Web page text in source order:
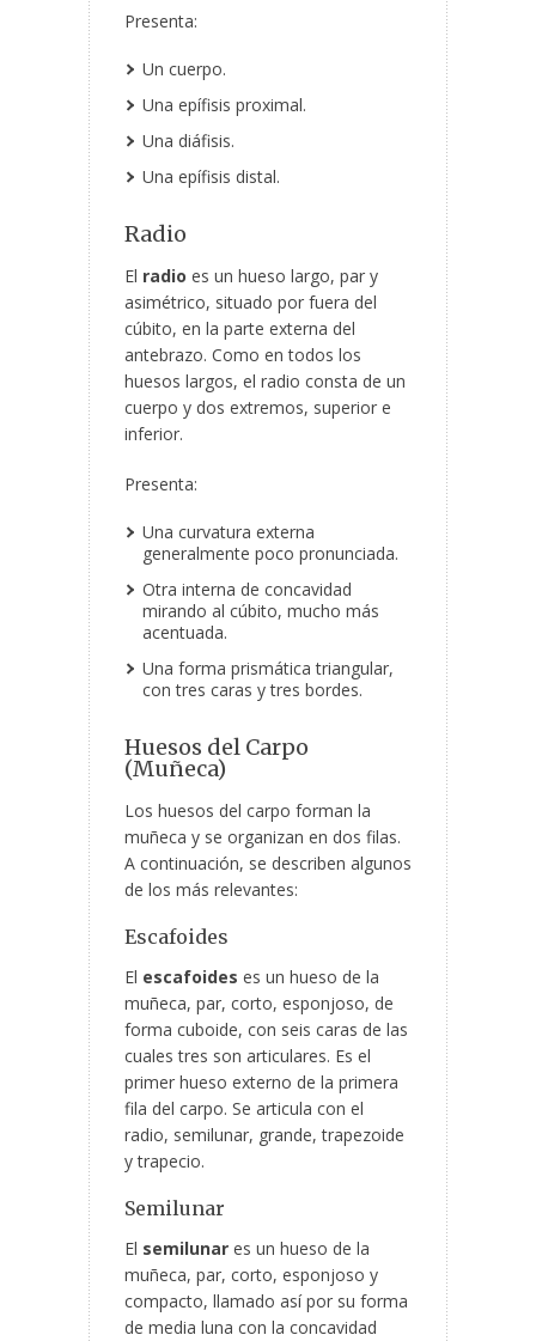
Presenta:
Un cuerpo.
Una epífisis proximal.
Una diáfisis.
Una epífisis distal.
Radio
El radio es un hueso largo, par y
asimétrico, situado por fuera del
cúbito, en la parte externa del
antebrazo. Como en todos los
huesos largos, el radio consta de un
cuerpo y dos extremos, superior e
inferior.
Presenta:
Una curvatura externa
generalmente poco pronunciada.
Otra interna de concavidad
mirando al cúbito, mucho más
acentuada.
Una forma prismática triangular,
con tres caras y tres bordes.
Huesos del Carpo
(Muñeca)
Los huesos del carpo forman la
muñeca y se organizan en dos filas.
A continuación, se describen algunos
de los más relevantes:
Escafoides
El escafoides es un hueso de la
muñeca, par, corto, esponjoso, de
forma cuboide, con seis caras de las
cuales tres son articulares. Es el
primer hueso externo de la primera
fila del carpo. Se articula con el
radio, semilunar, grande, trapezoide
y trapecio.
Semilunar
El semilunar es un hueso de la
muñeca, par, corto, esponjoso y
compacto, llamado así por su forma
de media luna con la concavidad